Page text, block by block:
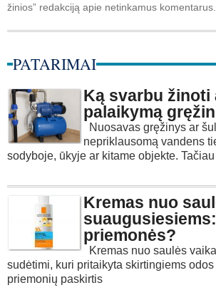
žinios” redakciją apie netinkamus komentarus.
PATARIMAI
Ką svarbu žinoti
palaikymą
Nuosavas gręžinys ar
nepriklausomą vandens
sodyboje, ūkyje ar kitame objekte. Tačiau
Kremas nuo
priemonės?
Kremas nuo saulės
sudėtimi, kuri pritaikyta skirtingiems
priemonių paskirtis